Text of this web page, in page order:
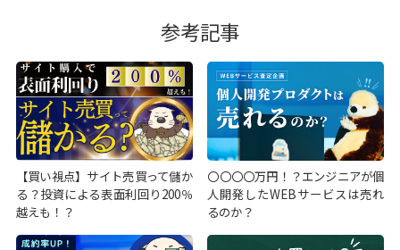
参考記事
【買い視点】サイト売買って儲か
る？投資による表面利回り200％
越えも！？
〇〇〇〇万円！？エンジニアが個
人開発したWEBサービスは売れ
るのか？